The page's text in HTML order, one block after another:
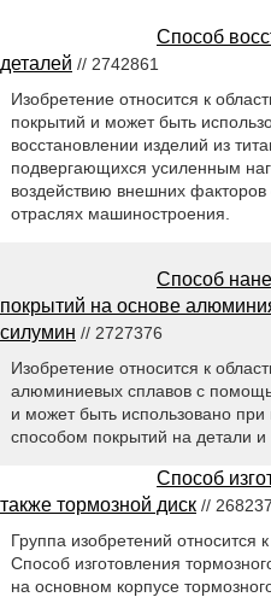
Способ
деталей // 2742861
Изобретение относится к
покрытий и может быть
восстановлении изделий из
подвергающихся усиленным
воздействию внешних
отраслях машиностроения.
Способ
покрытий на основе
силумин // 2727376
Изобретение относится к
алюминиевых сплавов с
и может быть использовано
способом покрытий на детали
Способ
также тормозной диск //
Группа изобретений относится
Способ изготовления
на основном корпусе